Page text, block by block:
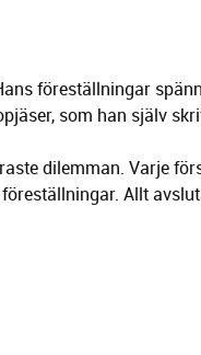
föreställningar
som han själv
dilemman. Varje
Allt